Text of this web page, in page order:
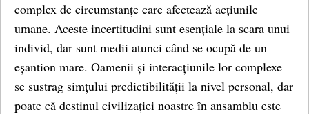
complex de circumstanțe care afectează acțiunile
umane. Aceste incertitudini sunt esențiale la scara unui
individ, dar sunt medii atunci când se ocupă de un
eșantion mare. Oamenii și interacțiunile lor complexe
se sustrag simțului predictibilității la nivel personal, dar
poate că destinul civilizației noastre în ansamblu este